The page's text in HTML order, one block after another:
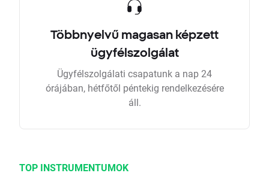
Többnyelvű magasan képzett
ügyfélszolgálat
Ügyfélszolgálati csapatunk a nap 24
órájában, hétfőtől péntekig rendelkezésére
áll.
TOP INSTRUMENTUMOK